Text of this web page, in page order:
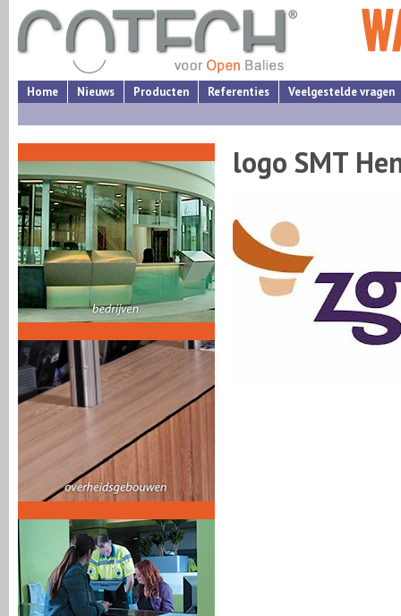
Home Nieuws Producten Referenties Veelgestelde vragen
logo SMT